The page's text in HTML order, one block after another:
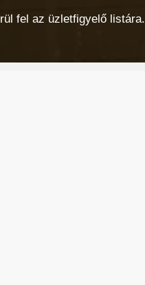
fel az üzletfigyelő listára.